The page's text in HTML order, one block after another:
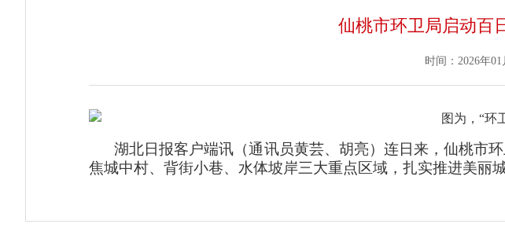
仙桃市环卫局启动百
时间：2026年01
湖北日报客户端讯（通讯员黄芸、胡亮）连日来，仙桃市
焦城中村、背街小巷、水体坡岸三大重点区域，扎实推进美丽